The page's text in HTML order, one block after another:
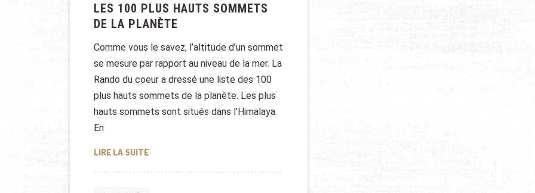
LES 100 PLUS HAUTS SOMMETS
DE LA PLANÈTE
Comme vous le savez, l’altitude d’un sommet
se mesure par rapport au niveau de la mer. La
Rando du coeur a dressé une liste des 100
plus hauts sommets de la planète. Les plus
hauts sommets sont situés dans l’Himalaya.
En
LIRE LA SUITELES 100 PLUS HAUTS SOMMETS DE LA PLANÈTE